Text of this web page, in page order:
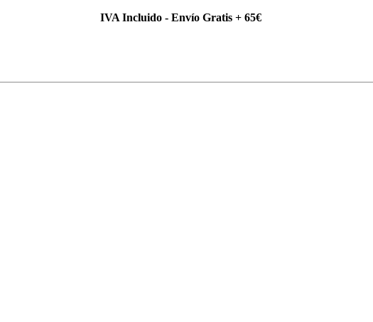
IVA Incluido - Envío Gratis + 65€